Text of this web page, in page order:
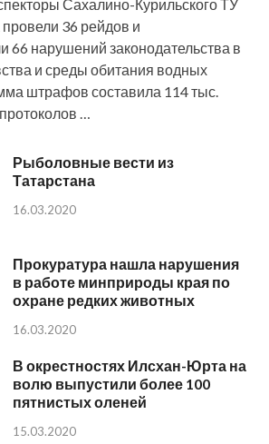
Сахалино-Курильского ТУ
36 рейдов и
66 нарушений законодательства в
и среды обитания водных
штрафов составила 114 тыс.
…
Рыболовные вести из
Татарстана
16.03.2020
Прокуратура нашла нарушения
в работе минприроды края по
охране редких животных
16.03.2020
В окрестностях Илсхан-Юрта на
волю выпустили более 100
пятнистых оленей
15.03.2020